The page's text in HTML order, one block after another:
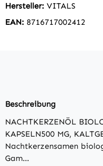
Hersteller: VITALS
EAN: 8716717002412
Beschreibung
NACHTKERZENÖL
KAPSELN500 MG,
Nachtkerzensamen
Gam…